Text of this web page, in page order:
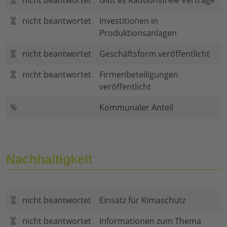
nicht beantwortet
Investitionen in
Produktionsanlagen
nicht beantwortet
Geschäftsform veröffentlicht
nicht beantwortet
Firmenbeteiligungen
veröffentlicht
%
Kommunaler Anteil
Nachhaltigkeit
nicht beantwortet
Einsatz für Kimaschutz
nicht beantwortet
Informationen zum Thema